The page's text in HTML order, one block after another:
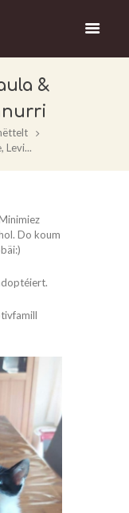
&
Levi...
Do koum